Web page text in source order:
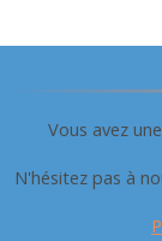
Vous avez
N'hésitez pas à